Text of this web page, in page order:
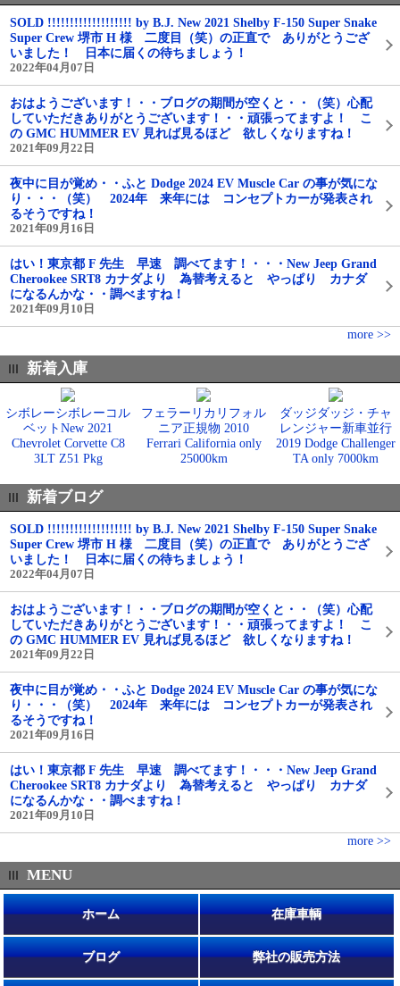
SOLD !!!!!!!!!!!!!!!!!!! by B.J. New 2021 Shelby F-150 Super Snake
Super Crew 堺市 H 様 二度目（笑）の正直で ありがとうござ
いました！ 日本に届くの待ちましょう！
2022年04月07日
おはようございます！・・ブログの期間が空くと・・（笑）心配
していただきありがとうございます！・・頑張ってますよ！ こ
の GMC HUMMER EV 見れば見るほど 欲しくなりますね！
2021年09月22日
夜中に目が覚め・・ふと Dodge 2024 EV Muscle Car の事が気にな
り・・・（笑） 2024年 来年には コンセプトカーが発表され
るそうですね！
2021年09月16日
はい！東京都 F 先生 早速 調べてます！・・・New Jeep Grand
Cherookee SRT8 カナダより 為替考えると やっぱり カナダ
になるんかな・・調べますね！
2021年09月10日
more >>
新着入庫
シボレーシボレーコル
ベットNew 2021
Chevrolet Corvette C8
3LT Z51 Pkg
フェラーリカリフォル
ニア正規物 2010
Ferrari California only
25000km
ダッジダッジ・チャ
レンジャー新車並行
2019 Dodge Challenger
TA only 7000km
新着ブログ
SOLD !!!!!!!!!!!!!!!!!!! by B.J. New 2021 Shelby F-150 Super Snake
Super Crew 堺市 H 様 二度目（笑）の正直で ありがとうござ
いました！ 日本に届くの待ちましょう！
2022年04月07日
おはようございます！・・ブログの期間が空くと・・（笑）心配
していただきありがとうございます！・・頑張ってますよ！ こ
の GMC HUMMER EV 見れば見るほど 欲しくなりますね！
2021年09月22日
夜中に目が覚め・・ふと Dodge 2024 EV Muscle Car の事が気にな
り・・・（笑） 2024年 来年には コンセプトカーが発表され
るそうですね！
2021年09月16日
はい！東京都 F 先生 早速 調べてます！・・・New Jeep Grand
Cherookee SRT8 カナダより 為替考えると やっぱり カナダ
になるんかな・・調べますね！
2021年09月10日
more >>
MENU
ホーム 在庫車輌
ブログ 弊社の販売方法